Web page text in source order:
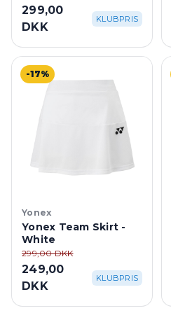
299,00
DKK
KLUBPRIS
-17%
Yonex
Yonex Team Skirt -
White
299,00 DKK
249,00
DKK
KLUBPRIS